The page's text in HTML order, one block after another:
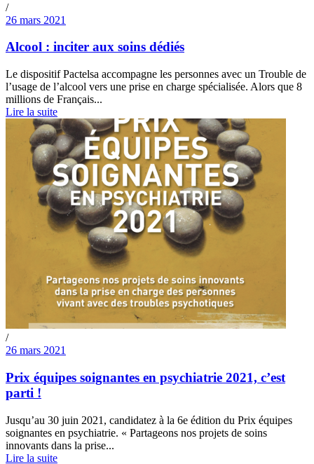
/
26 mars 2021
Alcool : inciter aux soins dédiés
Le dispositif Pactelsa accompagne les personnes avec un Trouble de
l’usage de l’alcool vers une prise en charge spécialisée. Alors que 8
millions de Français...
Lire la suite
/
26 mars 2021
Prix équipes soignantes en psychiatrie 2021, c’est
parti !
Jusqu’au 30 juin 2021, candidatez à la 6e édition du Prix équipes
soignantes en psychiatrie. « Partageons nos projets de soins
innovants dans la prise...
Lire la suite